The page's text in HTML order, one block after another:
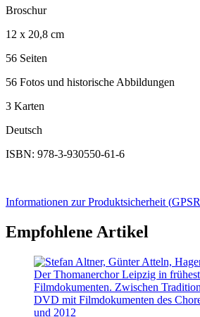
Broschur
12 x 20,8 cm
56 Seiten
56 Fotos und historische Abbildungen
3 Karten
Deutsch
ISBN: 978-3-930550-61-6
Informationen zur Produktsicherheit (GPSR
Empfohlene Artikel